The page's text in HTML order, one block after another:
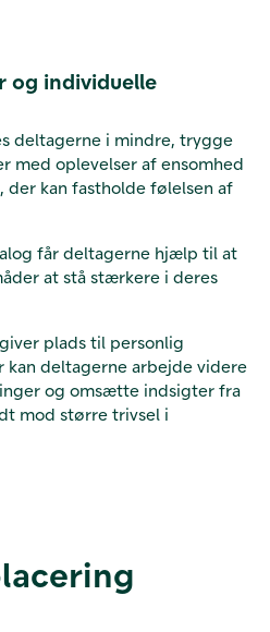
og individuelle
deltagerne i mindre, trygge
med oplevelser af ensomhed
der kan fastholde følelsen af
får deltagerne hjælp til at
at stå stærkere i deres
plads til personlig
deltagerne arbejde videre
og omsætte indsigter fra
mod større trivsel i